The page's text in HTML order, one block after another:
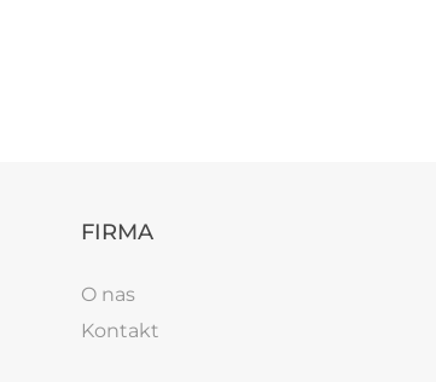
FIRMA
O nas
Kontakt